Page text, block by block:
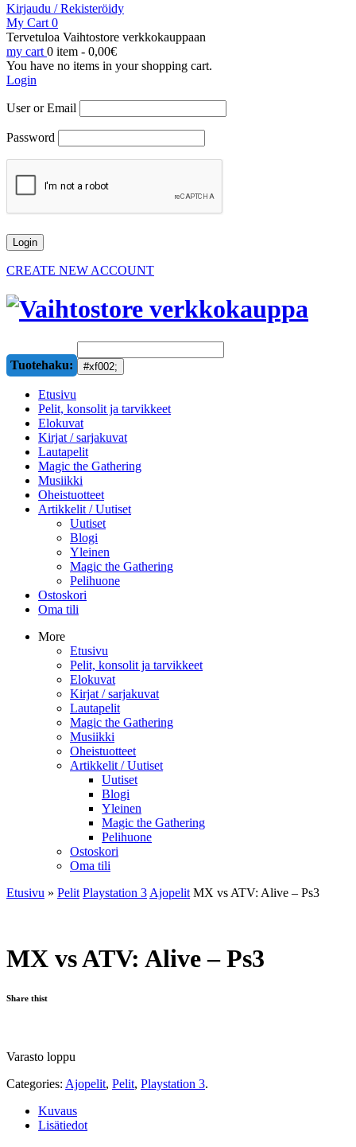
Kirjaudu / Rekisteröidy
My Cart 0
Tervetuloa Vaihtostore verkkokauppaan
my cart 0 item - 0,00€
You have no items in your shopping cart.
Login
User or Email
Password
CREATE NEW ACCOUNT
Tuotehaku:
Etusivu
Pelit, konsolit ja tarvikkeet
Elokuvat
Kirjat / sarjakuvat
Lautapelit
Magic the Gathering
Musiikki
Oheistuotteet
Artikkelit / Uutiset
Uutiset
Blogi
Yleinen
Magic the Gathering
Pelihuone
Ostoskori
Oma tili
More
Etusivu
Pelit, konsolit ja tarvikkeet
Elokuvat
Kirjat / sarjakuvat
Lautapelit
Magic the Gathering
Musiikki
Oheistuotteet
Artikkelit / Uutiset
Uutiset
Blogi
Yleinen
Magic the Gathering
Pelihuone
Ostoskori
Oma tili
Etusivu » Pelit Playstation 3 Ajopelit MX vs ATV: Alive – Ps3
MX vs ATV: Alive – Ps3
Share thist
Varasto loppu
Categories: Ajopelit, Pelit, Playstation 3.
Kuvaus
Lisätiedot